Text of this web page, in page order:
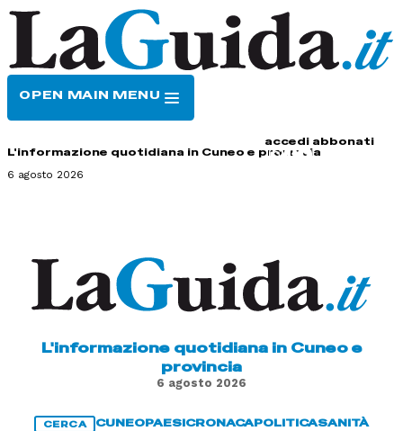
OPEN MAIN MENU
accedi abbonati
L'informazione quotidiana in Cuneo e provincia
6 agosto 2026
L'informazione quotidiana in Cuneo e
provincia
6 agosto 2026
CERCA CUNEOPAESICRONACAPOLITICASANITÀ